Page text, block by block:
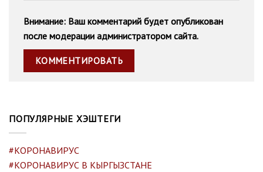
Внимание: Ваш комментарий будет опубликован
после модерации администратором сайта.
ПОПУЛЯРНЫЕ ХЭШТЕГИ
#КОРОНАВИРУС
#КОРОНАВИРУС В КЫРГЫЗСТАНЕ